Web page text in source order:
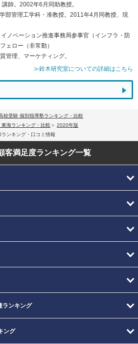
師。2002年6月同助教授。
部管理工学科・准教授。2011年4月同教授、現
ノベーション推進事務局参事官（インフラ・防
ェロー（非常勤）
管理、マーケティング。
≫鈴木研究室についての詳細はこちら
校受験 個別指導塾ランキング・比較
海ランキング・比較
2020年版
ンキング・口コミ情報
客満足度ランキング一覧
ランキング
ング